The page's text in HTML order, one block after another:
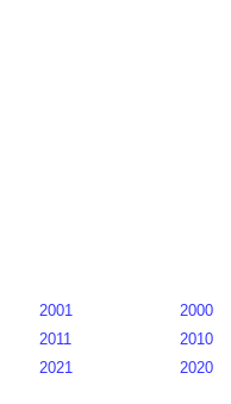
2001
2000
2011
2010
2021 2020